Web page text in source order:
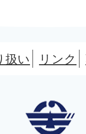
扱い リンク